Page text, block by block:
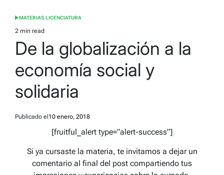
POSTED
IN
MATERIAS LICENCIATURA
Estimated
read
time
2 min read
De la globalización a la
economía social y
solidaria
Publicado el 10 enero, 2018
[fruitful_alert type=”alert-success”]
Si ya cursaste la materia, te invitamos a dejar un
comentario al final del post compartiendo tus